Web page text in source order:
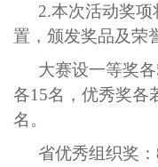
2.本次活动奖项
置，颁发奖品及荣
大赛设一等奖
各15名，优秀奖各
名。
省优秀组织奖